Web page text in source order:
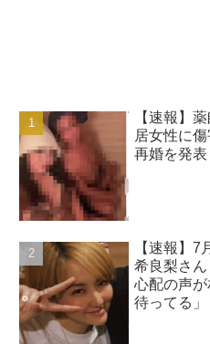
【速報】
居女性に
再婚を発
【速報】
希良梨さ
心配の声
待ってる